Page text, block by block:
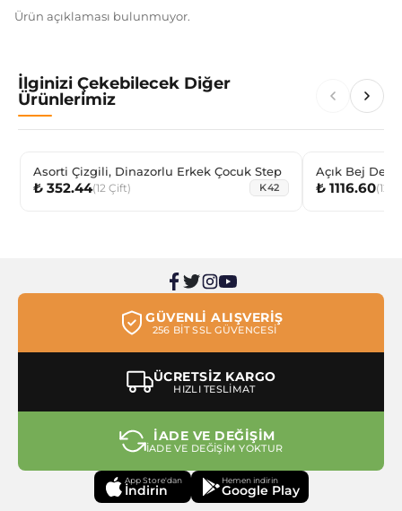
Ürün açıklaması bulunmuyor.
İlginizi Çekebilecek Diğer
Ürünlerimiz
Asorti Çizgili, Dinazorlu Erkek Çocuk Step
₺ 352.44(12 Çift) K42
Açık Bej
₺ 1116.60(12
GÜVENLİ ALIŞVERİŞ
256 BİT SSL GÜVENCESİ
ÜCRETSİZ KARGO
HIZLI TESLİMAT
İADE VE DEĞİŞİM
İADE VE DEĞİŞİM YOKTUR
App Store'dan
İndirin
Hemen indirin
Google Play